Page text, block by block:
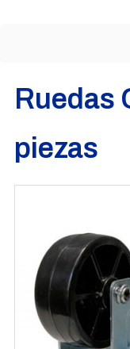
Ruedas
piezas